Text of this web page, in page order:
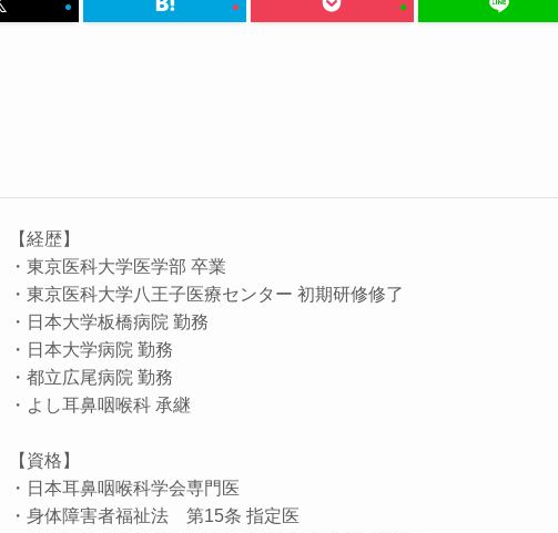
【経歴】
・東京医科大学医学部 卒業
・東京医科大学八王子医療センター 初期研修修了
・日本大学板橋病院 勤務
・日本大学病院 勤務
・都立広尾病院 勤務
・よし耳鼻咽喉科 承継
【資格】
・日本耳鼻咽喉科学会専門医
・身体障害者福祉法 第15条 指定医